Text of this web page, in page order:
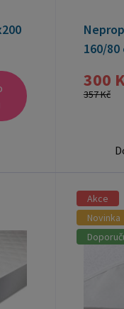
160/
300
357 Kč
Akce
Novinka